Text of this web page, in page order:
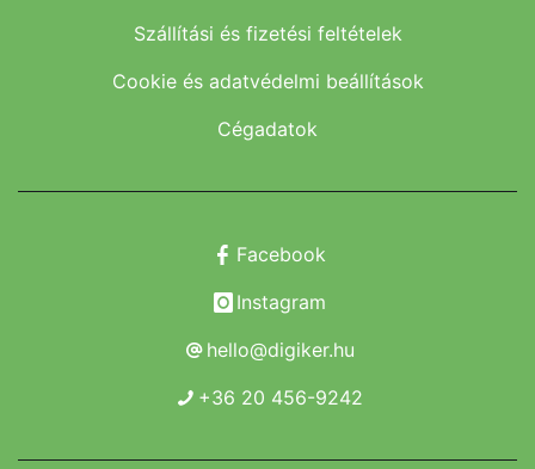
Szállítási és fizetési feltételek
Cookie és adatvédelmi beállítások
Cégadatok
Facebook
Instagram
hello@digiker.hu
+36 20 456-9242